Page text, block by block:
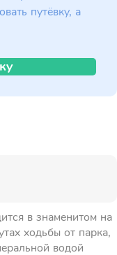
путёвку, а
в знаменитом на
ходьбы от парка,
водой